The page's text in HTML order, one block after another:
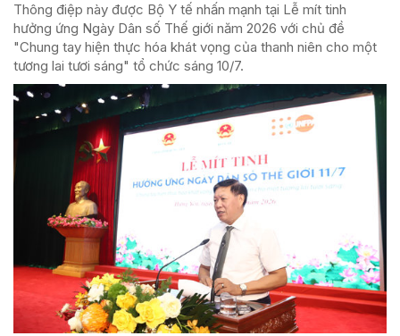
Thông điệp này được Bộ Y tế nhấn mạnh tại Lễ mít tinh
hưởng ứng Ngày Dân số Thế giới năm 2026 với chủ đề
"Chung tay hiện thực hóa khát vọng của thanh niên cho một
tương lai tươi sáng" tổ chức sáng 10/7.